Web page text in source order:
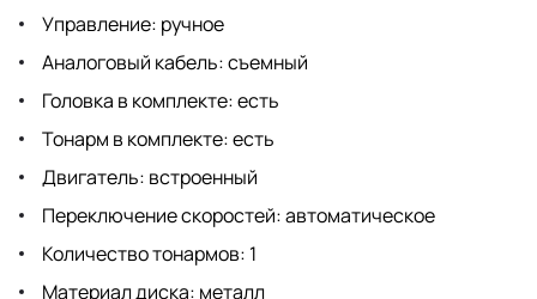
Управление: ручное
Аналоговый кабель: съемный
Головка в комплекте: есть
Тонарм в комплекте: есть
Двигатель: встроенный
Переключение скоростей: автоматическое
Количество тонармов: 1
Материал диска: металл